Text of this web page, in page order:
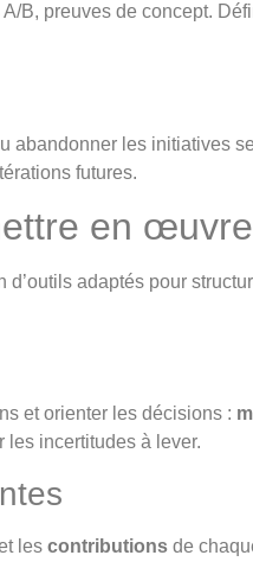
A/B, preuves de concept.
abandonner les initiatives
futures.
en
d’outils adaptés pour
et orienter les décisions :
les incertitudes à lever.
les contributions de